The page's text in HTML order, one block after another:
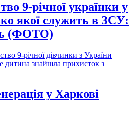
9-річної українки у
якої служить в ЗСУ:
(ФОТО)
9-річної дівчинки з України
дитина знайшла прихисток з
у Харкові